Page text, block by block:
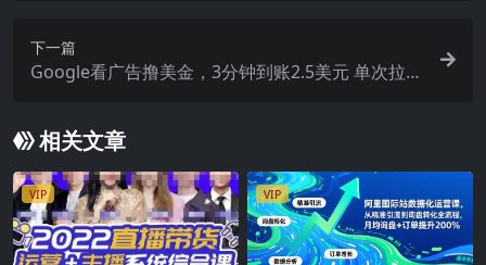
下一篇
Google看广告撸美金，3分钟到账2.5美元 单次拉新
相关文章
VIP VIP